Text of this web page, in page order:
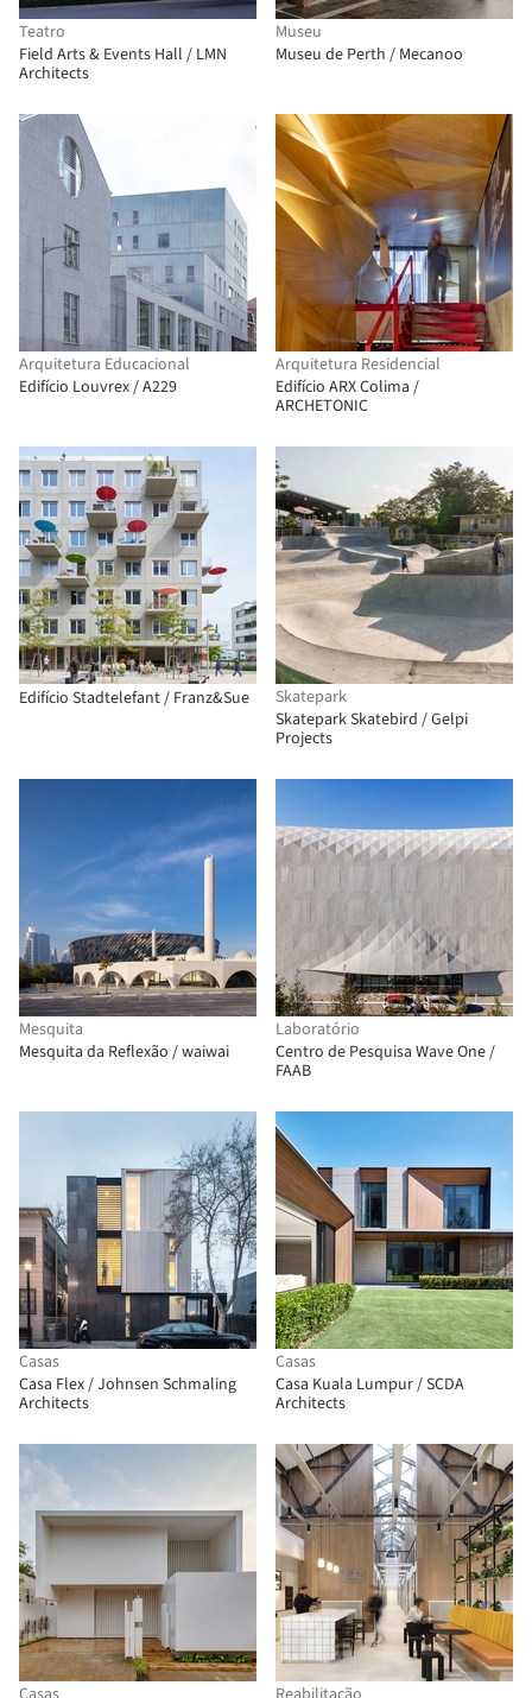
Teatro
Field Arts & Events Hall / LMN
Architects
Museu
Museu de Perth / Mecanoo
Arquitetura Educacional
Edifício Louvrex / A229
Arquitetura Residencial
Edifício ARX Colima /
ARCHETONIC
Edifício Stadtelefant / Franz&Sue
Skatepark
Skatepark Skatebird / Gelpi
Projects
Mesquita
Mesquita da Reflexão / waiwai
Laboratório
Centro de Pesquisa Wave One /
FAAB
Casas
Casa Flex / Johnsen Schmaling
Architects
Casas
Casa Kuala Lumpur / SCDA
Architects